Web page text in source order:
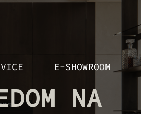
E-SHOWROOM
NA